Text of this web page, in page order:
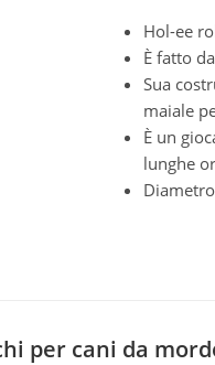
Hol-ee
È fatto
Sua
maiale
È un
lunghe
per cani da